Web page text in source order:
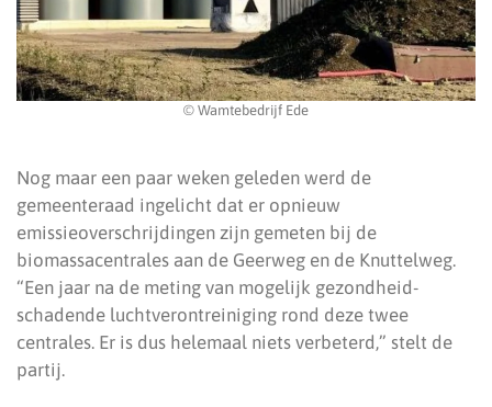
© Wamtebedrijf Ede
Nog maar een paar weken geleden werd de
gemeenteraad ingelicht dat er opnieuw
emissieoverschrijdingen zijn gemeten bij de
biomassacentrales aan de Geerweg en de Knuttelweg.
“Een jaar na de meting van mogelijk gezondheid-
schadende luchtverontreiniging rond deze twee
centrales. Er is dus helemaal niets verbeterd,” stelt de
partij.